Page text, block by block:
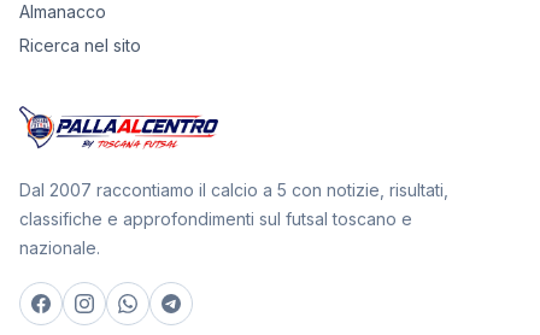
Almanacco
Ricerca nel sito
Dal 2007 raccontiamo il calcio a 5 con notizie, risultati,
classifiche e approfondimenti sul futsal toscano e
nazionale.